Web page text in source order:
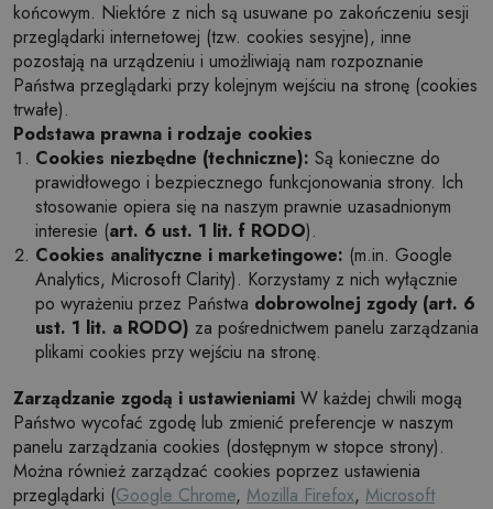
końcowym. Niektóre z nich są usuwane po zakończeniu sesji
przeglądarki internetowej (tzw. cookies sesyjne), inne
pozostają na urządzeniu i umożliwiają nam rozpoznanie
Państwa przeglądarki przy kolejnym wejściu na stronę (cookies
trwałe).
Podstawa prawna i rodzaje cookies
Cookies niezbędne (techniczne): Są konieczne do
prawidłowego i bezpiecznego funkcjonowania strony. Ich
stosowanie opiera się na naszym prawnie uzasadnionym
interesie (art. 6 ust. 1 lit. f RODO).
Cookies analityczne i marketingowe: (m.in. Google
Analytics, Microsoft Clarity). Korzystamy z nich wyłącznie
po wyrażeniu przez Państwa dobrowolnej zgody (art. 6
ust. 1 lit. a RODO) za pośrednictwem panelu zarządzania
plikami cookies przy wejściu na stronę.
Zarządzanie zgodą i ustawieniami W każdej chwili mogą
Państwo wycofać zgodę lub zmienić preferencje w naszym
panelu zarządzania cookies (dostępnym w stopce strony).
Można również zarządzać cookies poprzez ustawienia
przeglądarki (Google Chrome, Mozilla Firefox, Microsoft